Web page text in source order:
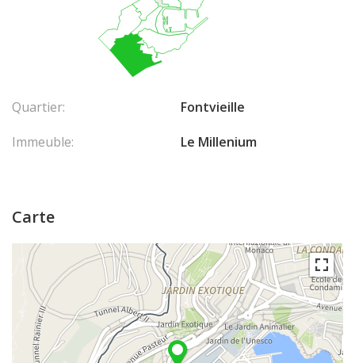
Quartier:
Fontvieille
Immeuble:
Le Millenium
Carte